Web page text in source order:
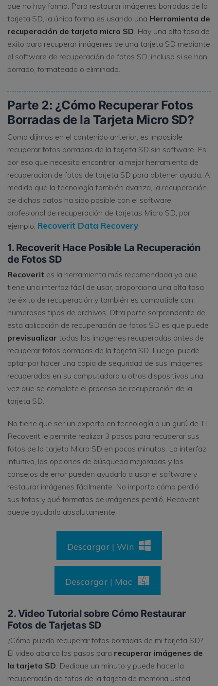
que no hay forma. Para restaurar imágenes borradas de la
tarjeta SD, la única forma es usando una Herramienta de
recuperación de tarjeta micro SD . Hay una alta tasa de
éxito para recuperar imágenes de una tarjeta SD mediante
el software de recuperación de fotos SD, incluso si se han
borrado, formateado o eliminado.
Parte 2: ¿Cómo Recuperar Fotos
Borradas de la Tarjeta Micro SD?
Como dijimos en el contenido anterior, es imposible
recuperar fotos borradas de la tarjeta SD sin software. Es
por eso que necesita encontrar la mejor herramienta de
recuperación de fotos de tarjeta SD para obtener ayuda. A
medida que la tecnología también avanza, la recuperación
de dichos datos ha sido posible con el software
profesional de recuperación de tarjetas Micro SD, por
ejemplo, Recoverit Data Recovery
1. Recoverit Hace Posible La Recuperación
de Fotos SD
Recoverit es la herramienta más recomendada ya que
tiene una interfaz fácil de usar, proporciona una alta tasa
de éxito de recuperación y también es compatible con
numerosos tipos de archivos. Otra parte sorprendente de
esta aplicación de recuperación de fotos SD es que puede
previsualizar todas las imágenes recuperadas antes de
recuperar fotos borradas de la tarjeta SD. Luego, puede
optar por hacer una copia de seguridad de sus imágenes
recuperadas en su computadora u otros dispositivos una
vez que se complete el proceso de recuperación de la
tarjeta SD.
No tiene que ser un experto en tecnología o un gurú de TI.
Recoverit le permite realizar 3 pasos para recuperar sus
fotos de la tarjeta Micro SD en pocos minutos. La interfaz
intuitiva, las opciones de búsqueda mejoradas y los
consejos de error pueden ayudarlo a usar el software y
restaurar imágenes fácilmente. No importa cómo perdió
sus fotos y qué formatos de imágenes perdió, Recoverit
puede ayudarlo absolutamente.
Descargar | Win
Descargar | Mac
2. Video Tutorial sobre Cómo Restaurar
Fotos de Tarjetas SD
¿Cómo puedo recuperar fotos borradas de mi tarjeta SD?
El video abarca los pasos para recuperar imágenes de
la tarjeta SD. Dedique un minuto y puede hacer la
recuperación de fotos de la tarjeta de memoria usted